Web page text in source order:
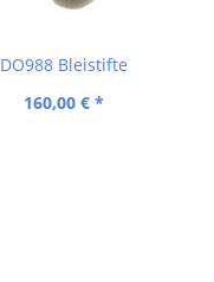
DO988 Bleistifte
160,00 € *